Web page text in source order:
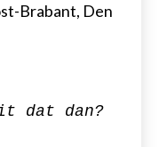
Brabant, Den
dat dan?